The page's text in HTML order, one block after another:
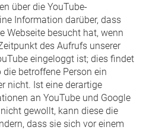
über die YouTube-
Information darüber, dass
Webseite besucht hat, wenn
des Aufrufs unserer
eingeloggt ist; dies findet
betroffene Person ein
nicht. Ist eine derartige
an YouTube und Google
gewollt, kann diese die
dass sie sich vor einem